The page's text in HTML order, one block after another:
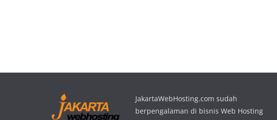
JakartaWebHosting.com sudah
berpengalaman di bisnis Web Hosting